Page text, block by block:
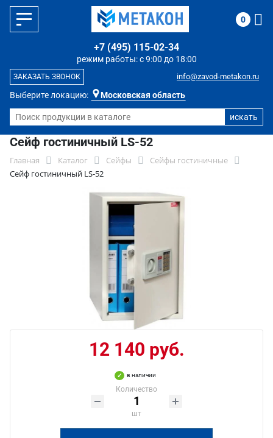
Выберите локацию: Московская область
режим работы: с 9:00 до 18:00
+7 (495) 115-02-34
info@zavod-metakon.ru
ЗАКАЗАТЬ ЗВОНОК
0
Сейф гостиничный LS-52
Главная Каталог Сейфы
Сейфы гостиничные
Сейф гостиничный LS-52
12 140 руб.
в наличии
Количество
шт